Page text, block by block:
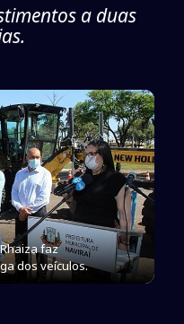
a duas
faz
dos veículos.